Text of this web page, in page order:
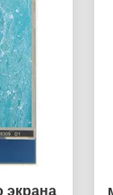
экрана